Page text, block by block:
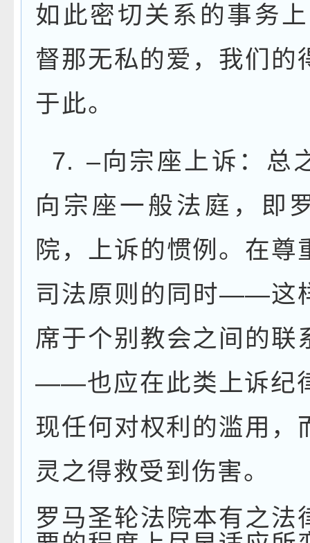
如此密切关系的事务上
督那无私的爱，我们的
于此。
7. –向宗座上诉：总
向宗座一般法庭，即
院，上诉的惯例。在尊
司法原则的同时——这
席于个别教会之间的联
——也应在此类上诉纪
现任何对权利的滥用，
灵之得救受到伤害。
罗马圣轮法院本有之法